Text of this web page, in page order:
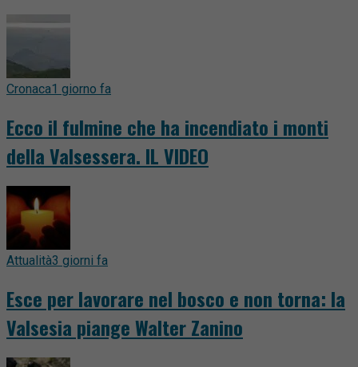
Cronaca1 giorno fa
Ecco il fulmine che ha incendiato i monti
della Valsessera. IL VIDEO
Attualità3 giorni fa
Esce per lavorare nel bosco e non torna: la
Valsesia piange Walter Zanino